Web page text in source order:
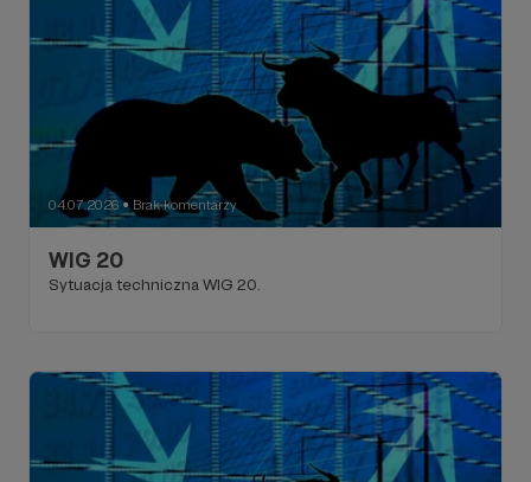
04.07.2026 ● Brak komentarzy
WIG 20
Sytuacja techniczna WIG 20.